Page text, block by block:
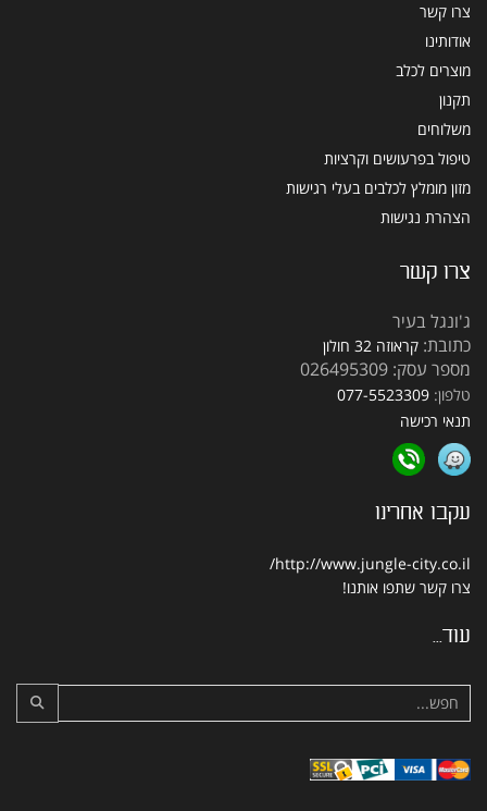
צרו קשר
אודותינו
מוצרים לכלב
תקנון
משלוחים
טיפול בפרעושים וקרציות
מזון מומלץ לכלבים בעלי רגישות
הצהרת נגישות
צרו קשר
ג'ונגל בעיר
כתובת: קראוזה 32 חולון
מספר עסק: 026495309
טלפון: 077-5523309
תנאי רכישה
עקבו אחרינו
http://www.jungle-city.co.il/
צרו קשר שתפו אותנו!
עוד...